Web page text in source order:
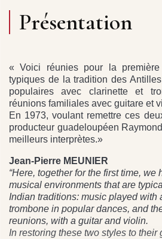
Présentation
« Voici réunies pour la
typiques de la tradition des
populaires avec clarinette et
réunions familiales avec guitare et
En 1973, voulant remettre ces
producteur guadeloupéen
meilleurs interprètes.»
Jean-Pierre MEUNIER
“Here, together for the first time, we
musical environments that are
Indian traditions: music played with
trombone in popular dances, and
reunions, with a guitar and violin.
In restoring these two styles to their